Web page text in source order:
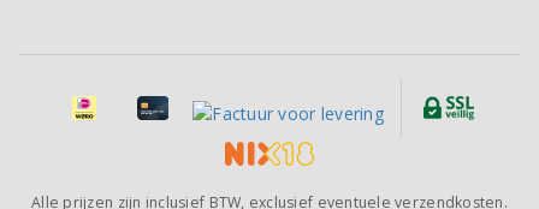
Alle prijzen zijn inclusief BTW, exclusief eventuele verzendkosten.